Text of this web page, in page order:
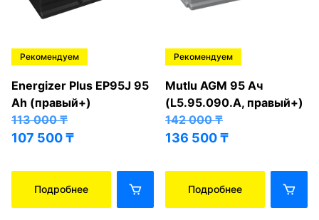
Рекомендуем
Energizer Plus EP95J 95
Ah (правый+)
113 000₸
107 500₸
Подробнее
Рекомендуем
Mutlu AGM 95 Ач
(L5.95.090.A, правый+)
142 000₸
136 500₸
Подробнее